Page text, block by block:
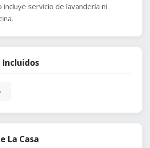
incluye servicio de lavandería ni
Incluidos
La Casa